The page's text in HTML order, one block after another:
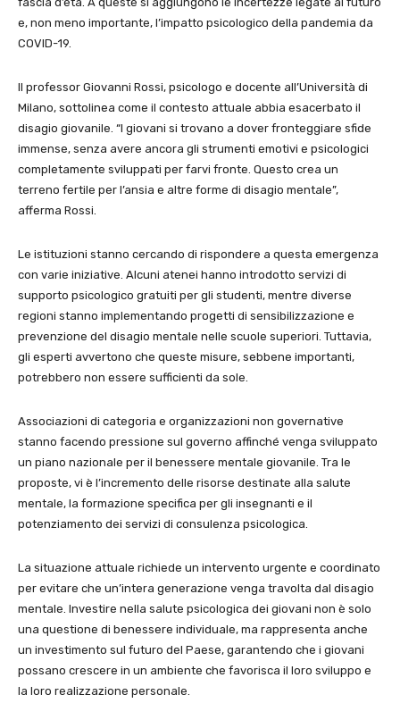
e, non meno importante, l’impatto psicologico della pandemia da
COVID-19.
Il professor Giovanni Rossi, psicologo e docente all’Università di
Milano, sottolinea come il contesto attuale abbia esacerbato il
disagio giovanile. “I giovani si trovano a dover fronteggiare sfide
immense, senza avere ancora gli strumenti emotivi e psicologici
completamente sviluppati per farvi fronte. Questo crea un
terreno fertile per l’ansia e altre forme di disagio mentale”,
afferma Rossi.
Le istituzioni stanno cercando di rispondere a questa emergenza
con varie iniziative. Alcuni atenei hanno introdotto servizi di
supporto psicologico gratuiti per gli studenti, mentre diverse
regioni stanno implementando progetti di sensibilizzazione e
prevenzione del disagio mentale nelle scuole superiori. Tuttavia,
gli esperti avvertono che queste misure, sebbene importanti,
potrebbero non essere sufficienti da sole.
Associazioni di categoria e organizzazioni non governative
stanno facendo pressione sul governo affinché venga sviluppato
un piano nazionale per il benessere mentale giovanile. Tra le
proposte, vi è l’incremento delle risorse destinate alla salute
mentale, la formazione specifica per gli insegnanti e il
potenziamento dei servizi di consulenza psicologica.
La situazione attuale richiede un intervento urgente e coordinato
per evitare che un’intera generazione venga travolta dal disagio
mentale. Investire nella salute psicologica dei giovani non è solo
una questione di benessere individuale, ma rappresenta anche
un investimento sul futuro del Paese, garantendo che i giovani
possano crescere in un ambiente che favorisca il loro sviluppo e
la loro realizzazione personale.